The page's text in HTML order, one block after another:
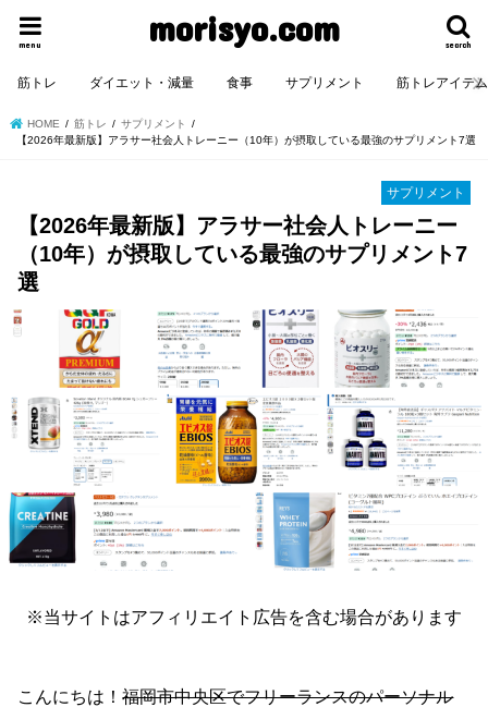
morisyo.com search
menu
筋トレ ダイエット・減量 食事 サプリメント 筋トレアイテム
HOME 筋トレ
サプリメント
【2026年最新版】アラサー社会人トレーニー（10年）が摂取している最強のサプリメント7選
サプリメント
【2026年最新版】アラサー社会人トレーニー
（10年）が摂取している最強のサプリメント7
選
※当サイトはアフィリエイト広告を含む場合があります
こんにちは！福岡市中央区でフリーランスのパーソナル